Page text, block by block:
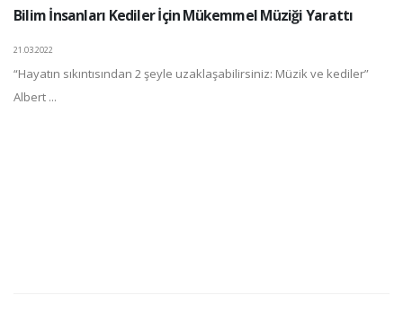
Bilim İnsanları Kediler İçin Mükemmel Müziği Yarattı
21.03.2022
“Hayatın sıkıntısından 2 şeyle uzaklaşabilirsiniz: Müzik ve kediler”
Albert ...